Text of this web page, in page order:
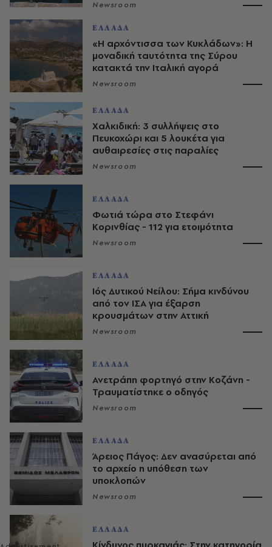
Newsroom
ΕΛΛΑΔΑ
«Η αρχόντισσα των Κυκλάδων»: Η
μοναδική ταυτότητα της Σύρου
κατακτά την Ιταλική αγορά
Newsroom
ΕΛΛΑΔΑ
Χαλκιδική: 3 συλλήψεις στο
Πευκοχώρι και 5 λουκέτα για
αυθαιρεσίες στις παραλίες
Newsroom
ΕΛΛΑΔΑ
Φωτιά τώρα στο Στεφάνι
Κορινθίας - 112 για ετοιμότητα
Newsroom
ΕΛΛΑΔΑ
Ιός Δυτικού Νείλου: Σήμα κινδύνου
από τον ΙΣΑ για έξαρση
κρουσμάτων στην Αττική
Newsroom
ΕΛΛΑΔΑ
Ανετράπη φορτηγό στην Κοζάνη -
Τραυματίστηκε ο οδηγός
Newsroom
ΕΛΛΑΔΑ
Άρειος Πάγος: Δεν ανασύρεται από
το αρχείο η υπόθεση των
υποκλοπών
Newsroom
ΕΛΛΑΔΑ